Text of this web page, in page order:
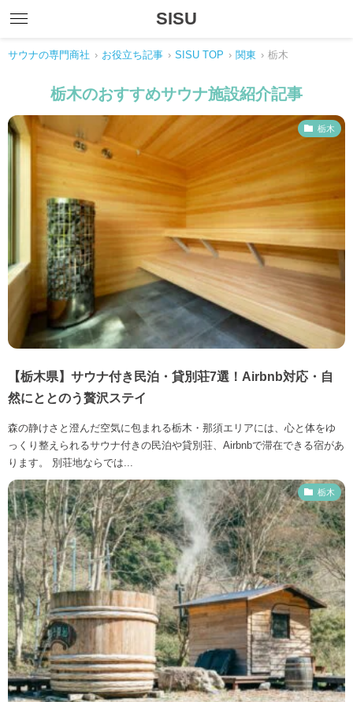
SISU
サウナの専門商社 › お役立ち記事 › SISU TOP › 関東 › 栃木
栃木のおすすめサウナ施設紹介記事
栃木
【栃木県】サウナ付き民泊・貸別荘7選！Airbnb対応・自
然にととのう贅沢ステイ
森の静けさと澄んだ空気に包まれる栃木・那須エリアには、心と体をゆ
っくり整えられるサウナ付きの民泊や貸別荘、Airbnbで滞在できる宿があ
ります。 別荘地ならでは...
栃木